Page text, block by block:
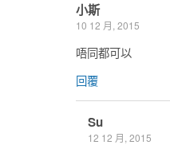
小斯
10 12 月, 2015
唔同都可以
回覆
Su
12 12 月, 2015